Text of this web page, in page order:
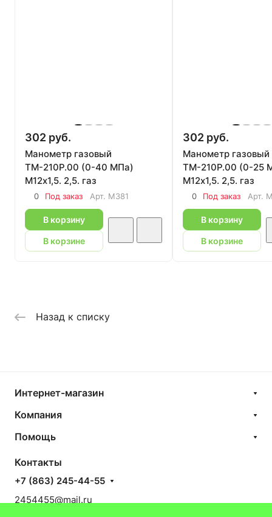
302 руб.
Манометр газовый
ТМ-210Р.00 (0-40 МПа)
М12х1,5. 2,5. газ
0 Под заказ Арт. M381
В корзину
В корзине
302 руб.
Манометр газовый
ТМ-210Р.00 (0-25
М12х1,5. 2,5. газ
0 Под заказ Арт.
В корзину
В корзине
Назад к списку
Интернет-магазин
Компания
Помощь
Контакты
+7 (863) 245-44-55
2454455@mail.ru